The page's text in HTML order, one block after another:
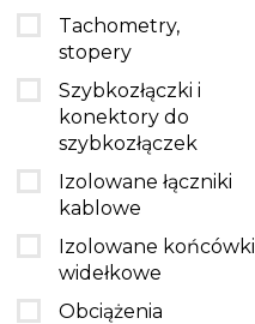
Tachometry,
stopery
Szybkozłączki i
konektory do
szybkozłączek
Izolowane łączniki
kablowe
Izolowane końcówki
widełkowe
Obciążenia